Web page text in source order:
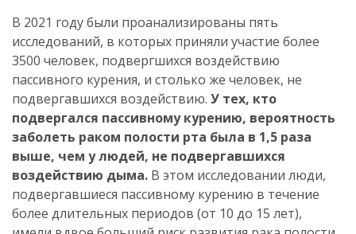
В 2021 году были проанализированы пять
исследований, в которых приняли участие более
3500 человек, подвергшихся воздействию
пассивного курения, и столько же человек, не
подвергавшихся воздействию. У тех, кто
подвергался пассивному курению, вероятность
заболеть раком полости рта была в 1,5 раза
выше, чем у людей, не подвергавшихся
воздействию дыма. В этом исследовании люди,
подвергавшиеся пассивному курению в течение
более длительных периодов (от 10 до 15 лет),